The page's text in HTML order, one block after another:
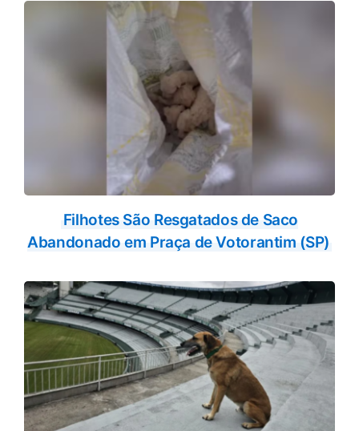
k
Filhotes São Resgatados de Saco
Abandonado em Praça de Votorantim (SP)